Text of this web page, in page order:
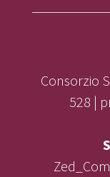
Consorzio
528 |